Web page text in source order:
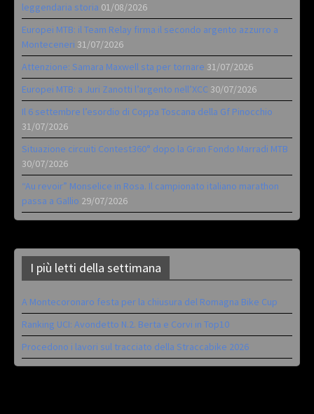
leggendaria storia 01/08/2026
Europei MTB: il Team Relay firma il secondo argento azzurro a
Monteceneri 31/07/2026
Attenzione: Samara Maxwell sta per tornare 31/07/2026
Europei MTB: a Juri Zanotti l’argento nell’XCC 30/07/2026
Il 6 settembre l’esordio di Coppa Toscana della Gf Pinocchio
31/07/2026
Situazione circuiti Contest360° dopo la Gran Fondo Marradi MTB
30/07/2026
“Au revoir” Monselice in Rosa. Il campionato italiano marathon
passa a Gallio 29/07/2026
I più letti della settimana
A Montecoronaro festa per la chiusura del Romagna Bike Cup
Ranking UCI: Avondetto N.2. Berta e Corvi in Top10
Procedono i lavori sul tracciato della Straccabike 2026